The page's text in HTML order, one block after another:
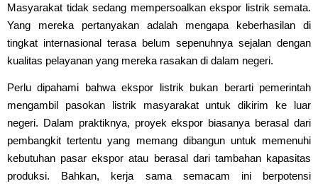
Masyarakat tidak sedang mempersoalkan ekspor listrik semata.
Yang mereka pertanyakan adalah mengapa keberhasilan di
tingkat internasional terasa belum sepenuhnya sejalan dengan
kualitas pelayanan yang mereka rasakan di dalam negeri.
Perlu dipahami bahwa ekspor listrik bukan berarti pemerintah
mengambil pasokan listrik masyarakat untuk dikirim ke luar
negeri. Dalam praktiknya, proyek ekspor biasanya berasal dari
pembangkit tertentu yang memang dibangun untuk memenuhi
kebutuhan pasar ekspor atau berasal dari tambahan kapasitas
produksi. Bahkan, kerja sama semacam ini berpotensi